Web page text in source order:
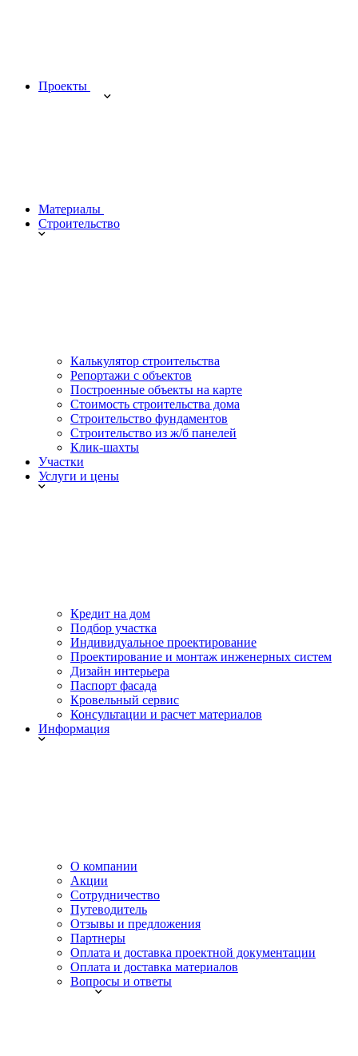
Проекты
Материалы
Строительство
Калькулятор строительства
Репортажи с объектов
Построенные объекты на карте
Стоимость строительства дома
Строительство фундаментов
Строительство из ж/б панелей
Клик-шахты
Участки
Услуги и цены
Кредит на дом
Подбор участка
Индивидуальное проектирование
Проектирование и монтаж инженерных систем
Дизайн интерьера
Паспорт фасада
Кровельный сервис
Консультации и расчет материалов
Информация
О компании
Акции
Сотрудничество
Путеводитель
Отзывы и предложения
Партнеры
Оплата и доставка проектной документации
Оплата и доставка материалов
Вопросы и ответы